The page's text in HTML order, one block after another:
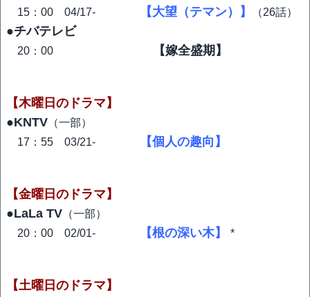
15：00 04/17-
【大望（テマン）】 （26話）
●チバテレビ
20：00 【嫁全盛期】
【木曜日のドラマ】
●KNTV （一部）
17：55 03/21-
【個人の趣向】
【金曜日のドラマ】
●LaLa TV （一部）
20：00 02/01-
【根の深い木】 *
【土曜日のドラマ】